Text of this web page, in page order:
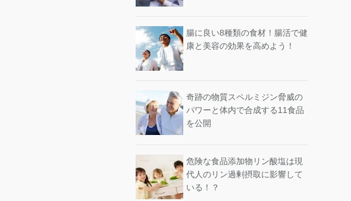
腸に良い8種類の食材！腸活で健
康と美容の効果を高めよう！
奇跡の物質スペルミジン脅威の
パワーと体内で合成する11食品
を公開
危険な食品添加物リン酸塩は現
代人のリン過剰摂取に影響して
いる！？